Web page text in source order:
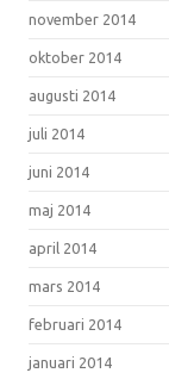
november 2014
oktober 2014
augusti 2014
juli 2014
juni 2014
maj 2014
april 2014
mars 2014
februari 2014
januari 2014